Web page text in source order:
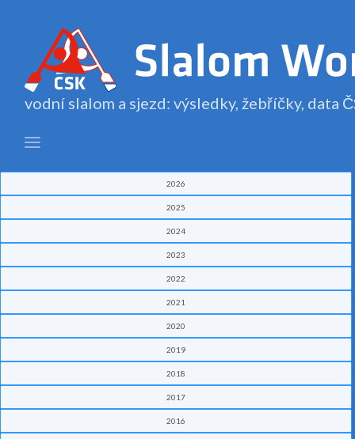
vodní slalom a sjezd: výsledky, žebříčky, data
2026
2025
2024
2023
2022
2021
2020
2019
2018
2017
2016